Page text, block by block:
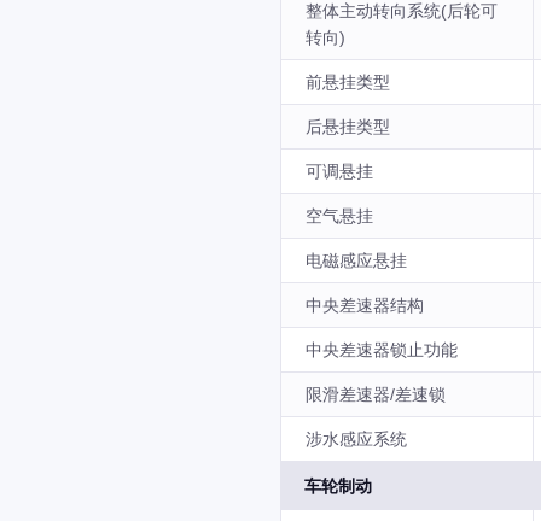
整体主动转向系统(后轮可
转向)
前悬挂类型
后悬挂类型
可调悬挂
空气悬挂
电磁感应悬挂
中央差速器结构
中央差速器锁止功能
限滑差速器/差速锁
涉水感应系统
车轮制动